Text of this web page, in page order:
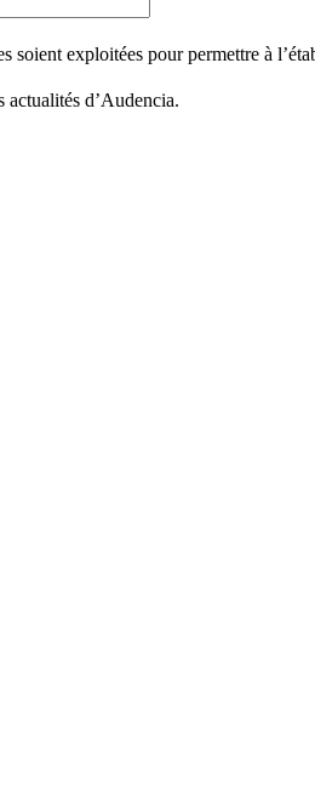
soient exploitées pour permettre à
actualités d’Audencia.